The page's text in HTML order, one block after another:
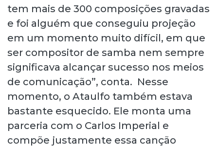
tem mais de 300 composições gravadas
e foi alguém que conseguiu projeção
em um momento muito difícil, em que
ser compositor de samba nem sempre
significava alcançar sucesso nos meios
de comunicação”, conta. Nesse
momento, o Ataulfo também estava
bastante esquecido. Ele monta uma
parceria com o Carlos Imperial e
compõe justamente essa canção